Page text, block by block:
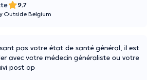
9,7
Outside Belgium
pas votre état de santé général, il est
avec votre médecin généraliste ou votre
post op